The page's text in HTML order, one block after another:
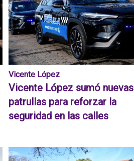
Vicente López
Vicente López sumó nuevas
patrullas para reforzar la
seguridad en las calles